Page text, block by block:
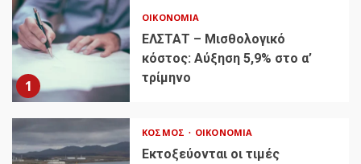
1
ΟΙΚΟΝΟΜΊΑ
ΕΛΣΤΑΤ – Μισθολογικό
κόστος: Αύξηση 5,9% στο α’
τρίμηνο
ΚΌΣΜΟΣ ΟΙΚΟΝΟΜΊΑ
Εκτοξεύονται οι τιμές